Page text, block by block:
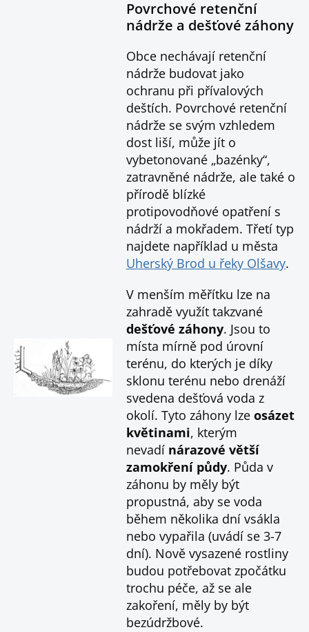
Povrchové retenční
nádrže a dešťové záhony
Obce nechávají retenční
nádrže budovat jako
ochranu při přívalových
deštích. Povrchové retenční
nádrže se svým vzhledem
dost liší, může jít o
vybetonované „bazénky“,
zatravněné nádrže, ale také o
přírodě blízké
protipovodňové opatření s
nádrží a mokřadem. Třetí typ
najdete například u města
Uherský Brod u řeky Olšavy.
V menším měřítku lze na
zahradě využít takzvané
dešťové záhony. Jsou to
místa mírně pod úrovní
terénu, do kterých je díky
sklonu terénu nebo drenáží
svedena dešťová voda z
okolí. Tyto záhony lze osázet
květinami, kterým
nevadí nárazové větší
zamokření půdy. Půda v
záhonu by měly být
propustná, aby se voda
během několika dní vsákla
nebo vypařila (uvádí se 3-7
dní). Nově vysazené rostliny
budou potřebovat zpočátku
trochu péče, až se ale
zakoření, měly by být
bezúdržbové.